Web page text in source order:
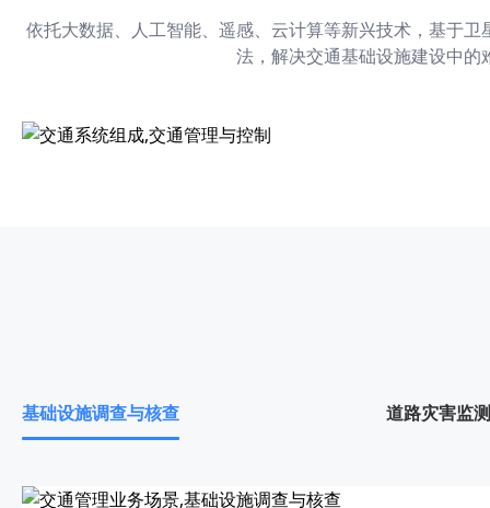
依托大数据、人工智能、遥感、云计算等新兴技术，基于
法，解决交通基础设施建设中
基础设施调查与核查 道路灾害监